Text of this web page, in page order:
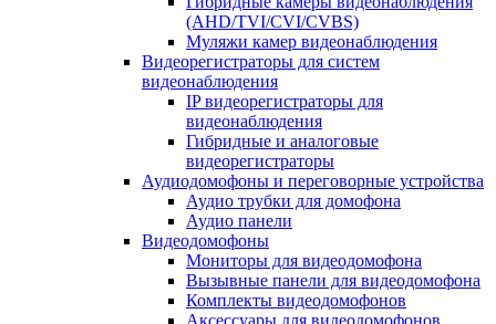
(AHD/TVI/CVI/CVBS)
Муляжи камер видеонаблюдения
Видеорегистраторы для систем
видеонаблюдения
IP видеорегистраторы для
видеонаблюдения
Гибридные и аналоговые
видеорегистраторы
Аудиодомофоны и переговорные устройства
Аудио трубки для домофона
Аудио панели
Видеодомофоны
Мониторы для видеодомофона
Вызывные панели для видеодомофона
Комплекты видеодомофонов